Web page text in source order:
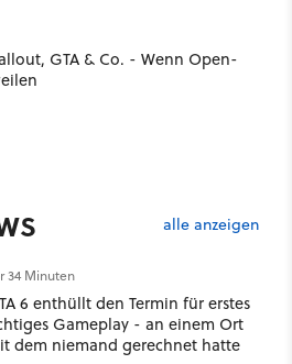
GTA & Co. - Wenn Open-
alle anzeigen
34 Minuten
6 enthüllt den Termin für erstes
Gameplay - an einem Ort
dem niemand gerechnet hatte